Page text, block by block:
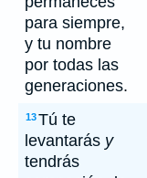
para siempre,
y tu nombre
por todas las
generaciones.
13Tú te
levantarás y
tendrás